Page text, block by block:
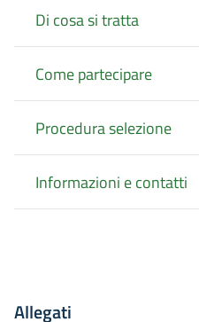
Di cosa si tratta
Come partecipare
Procedura selezione
Informazioni e contatti
Allegati